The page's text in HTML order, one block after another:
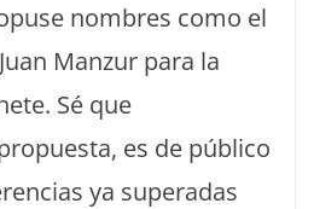
nombres como el
Manzur para la
Sé que
es de público
ya superadas